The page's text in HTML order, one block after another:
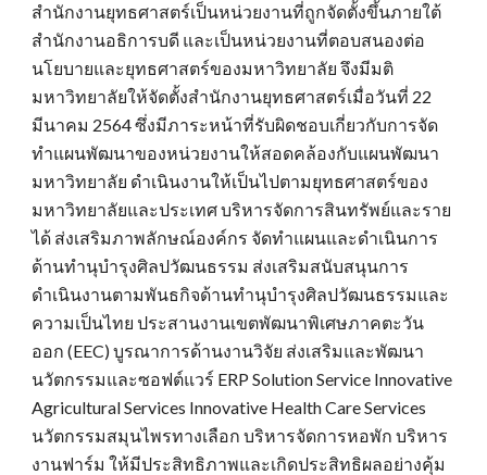
สำนักงานยุทธศาสตร์เป็นหน่วยงานที่ถูกจัดตั้งขึ้นภายใต้
สำนักงานอธิการบดี และเป็นหน่วยงานที่ตอบสนองต่อ
นโยบายและยุทธศาสตร์ของมหาวิทยาลัย จึงมีมติ
มหาวิทยาลัยให้จัดตั้งสำนักงานยุทธศาสตร์เมื่อวันที่ 22
มีนาคม 2564 ซึ่งมีภาระหน้าที่รับผิดชอบเกี่ยวกับการจัด
ทำแผนพัฒนาของหน่วยงานให้สอดคล้องกับแผนพัฒนา
มหาวิทยาลัย ดำเนินงานให้เป็นไปตามยุทธศาสตร์ของ
มหาวิทยาลัยและประเทศ บริหารจัดการสินทรัพย์และราย
ได้ ส่งเสริมภาพลักษณ์องค์กร จัดทำแผนและดำเนินการ
ด้านทำนุบำรุงศิลปวัฒนธรรม ส่งเสริมสนับสนุนการ
ดำเนินงานตามพันธกิจด้านทำนุบำรุงศิลปวัฒนธรรมและ
ความเป็นไทย ประสานงานเขตพัฒนาพิเศษภาคตะวัน
ออก (EEC) บูรณาการด้านงานวิจัย ส่งเสริมและพัฒนา
นวัตกรรมและซอฟต์แวร์ ERP Solution Service Innovative
Agricultural Services Innovative Health Care Services
นวัตกรรมสมุนไพรทางเลือก บริหารจัดการหอพัก บริหาร
งานฟาร์ม ให้มีประสิทธิภาพและเกิดประสิทธิผลอย่างคุ้ม